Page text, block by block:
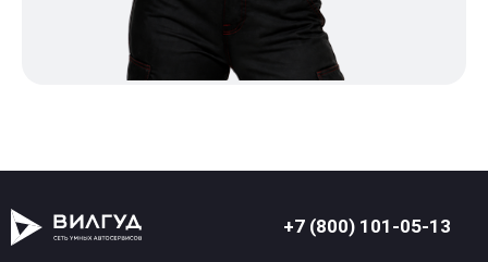
+7 (800) 101-05-13